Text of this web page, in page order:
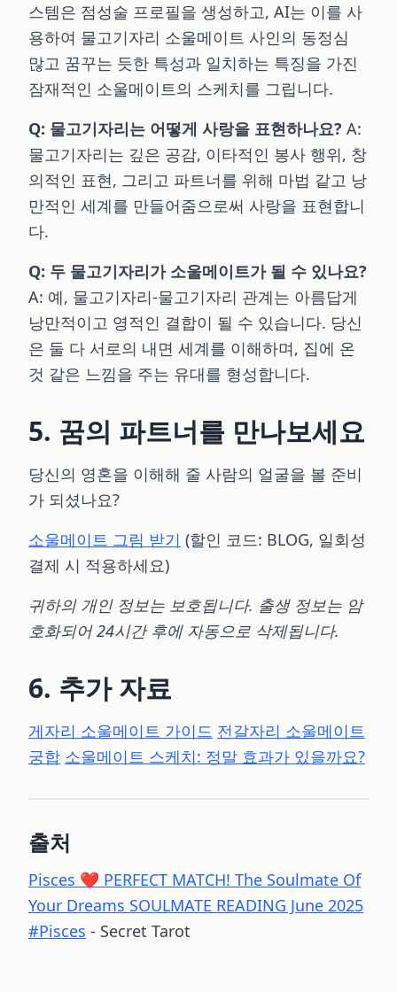
스템은 점성술 프로필을 생성하고, AI는 이를 사
용하여 물고기자리 소울메이트 사인의 동정심
많고 꿈꾸는 듯한 특성과 일치하는 특징을 가진
잠재적인 소울메이트의 스케치를 그립니다.
Q: 물고기자리는 어떻게 사랑을 표현하나요? A:
물고기자리는 깊은 공감, 이타적인 봉사 행위, 창
의적인 표현, 그리고 파트너를 위해 마법 같고 낭
만적인 세계를 만들어줌으로써 사랑을 표현합니
다.
Q: 두 물고기자리가 소울메이트가 될 수 있나요?
A: 예, 물고기자리-물고기자리 관계는 아름답게
낭만적이고 영적인 결합이 될 수 있습니다. 당신
은 둘 다 서로의 내면 세계를 이해하며, 집에 온
것 같은 느낌을 주는 유대를 형성합니다.
5. 꿈의 파트너를 만나보세요
당신의 영혼을 이해해 줄 사람의 얼굴을 볼 준비
가 되셨나요?
소울메이트 그림 받기 (할인 코드: BLOG, 일회성
결제 시 적용하세요)
귀하의 개인 정보는 보호됩니다. 출생 정보는 암
호화되어 24시간 후에 자동으로 삭제됩니다.
6. 추가 자료
게자리 소울메이트 가이드 전갈자리 소울메이트
궁합 소울메이트 스케치: 정말 효과가 있을까요?
출처
Pisces ❤ PERFECT MATCH! The Soulmate Of
Your Dreams SOULMATE READING June 2025
#Pisces - Secret Tarot